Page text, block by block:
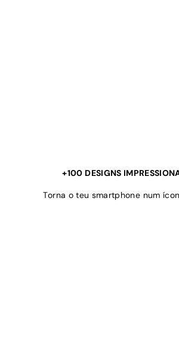
+100 DESIGNS
Torna o teu smartphone num